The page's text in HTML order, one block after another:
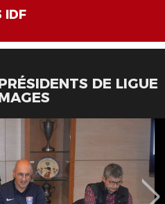
IDF
DE LIGUE